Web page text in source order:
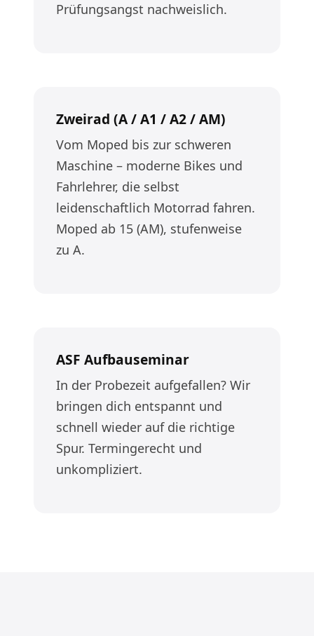
Prüfungsangst nachweislich.
Zweirad (A / A1 / A2 / AM)
Vom Moped bis zur schweren
Maschine – moderne Bikes und
Fahrlehrer, die selbst
leidenschaftlich Motorrad fahren.
Moped ab 15 (AM), stufenweise
zu A.
ASF Aufbauseminar
In der Probezeit aufgefallen? Wir
bringen dich entspannt und
schnell wieder auf die richtige
Spur. Termingerecht und
unkompliziert.